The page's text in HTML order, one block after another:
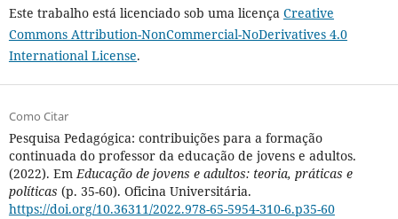
Este trabalho está licenciado sob uma licença Creative
Commons Attribution-NonCommercial-NoDerivatives 4.0
International License.
Como Citar
Pesquisa Pedagógica: contribuições para a formação
continuada do professor da educação de jovens e adultos.
(2022). EmEducação de jovens e adultos: teoria, práticas e
políticas (p. 35-60). Oficina Universitária.
https://doi.org/10.36311/2022.978-65-5954-310-6.p35-60